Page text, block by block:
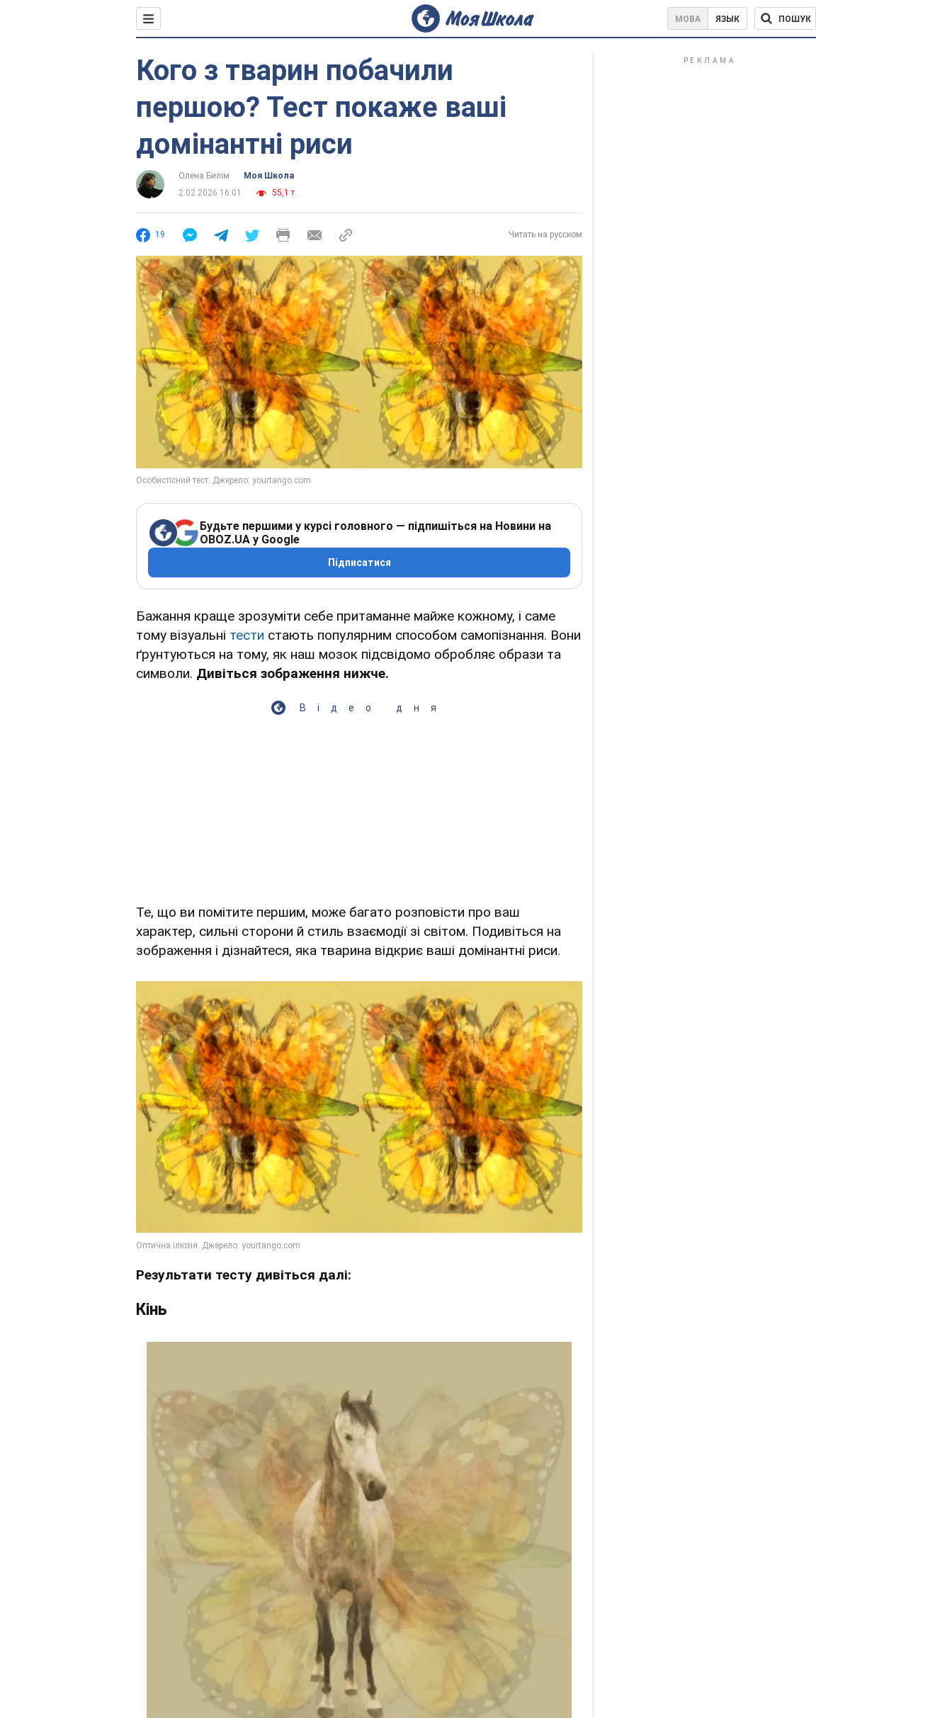
МОВА ЯЗЫК ПОШУК
Кого з тварин побачили
першою? Тест покаже ваші
домінантні риси
Олена Билім
Моя Школа
2.02.2026 16:01
55,1 т.
19 Читать на русском
Будьте першими у курсі головного — підпишіться на Новини на
OBOZ.UA у Google
Підписатися
Бажання краще зрозуміти себе притаманне майже кожному, і саме
тому візуальні тести стають популярним способом самопізнання. Вони
ґрунтуються на тому, як наш мозок підсвідомо обробляє образи та
символи. Дивіться зображення нижче.
Відео дня
Те, що ви помітите першим, може багато розповісти про ваш
характер, сильні сторони й стиль взаємодії зі світом. Подивіться на
зображення і дізнайтеся, яка тварина відкриє ваші домінантні риси.
Результати тесту дивіться далі:
Кінь